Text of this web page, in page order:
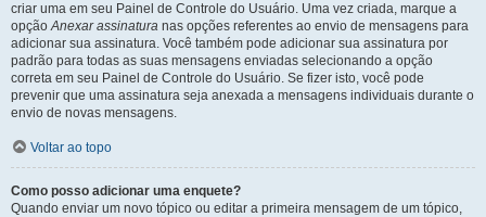
criar uma em seu Painel de Controle do Usuário. Uma vez criada, marque a
opçãoAnexar assinatura nas opções referentes ao envio de mensagens para
adicionar sua assinatura. Você também pode adicionar sua assinatura por
padrão para todas as suas mensagens enviadas selecionando a opção
correta em seu Painel de Controle do Usuário. Se fizer isto, você pode
prevenir que uma assinatura seja anexada a mensagens individuais durante o
envio de novas mensagens.
Voltar ao topo
Como posso adicionar uma enquete?
Quando enviar um novo tópico ou editar a primeira mensagem de um tópico,